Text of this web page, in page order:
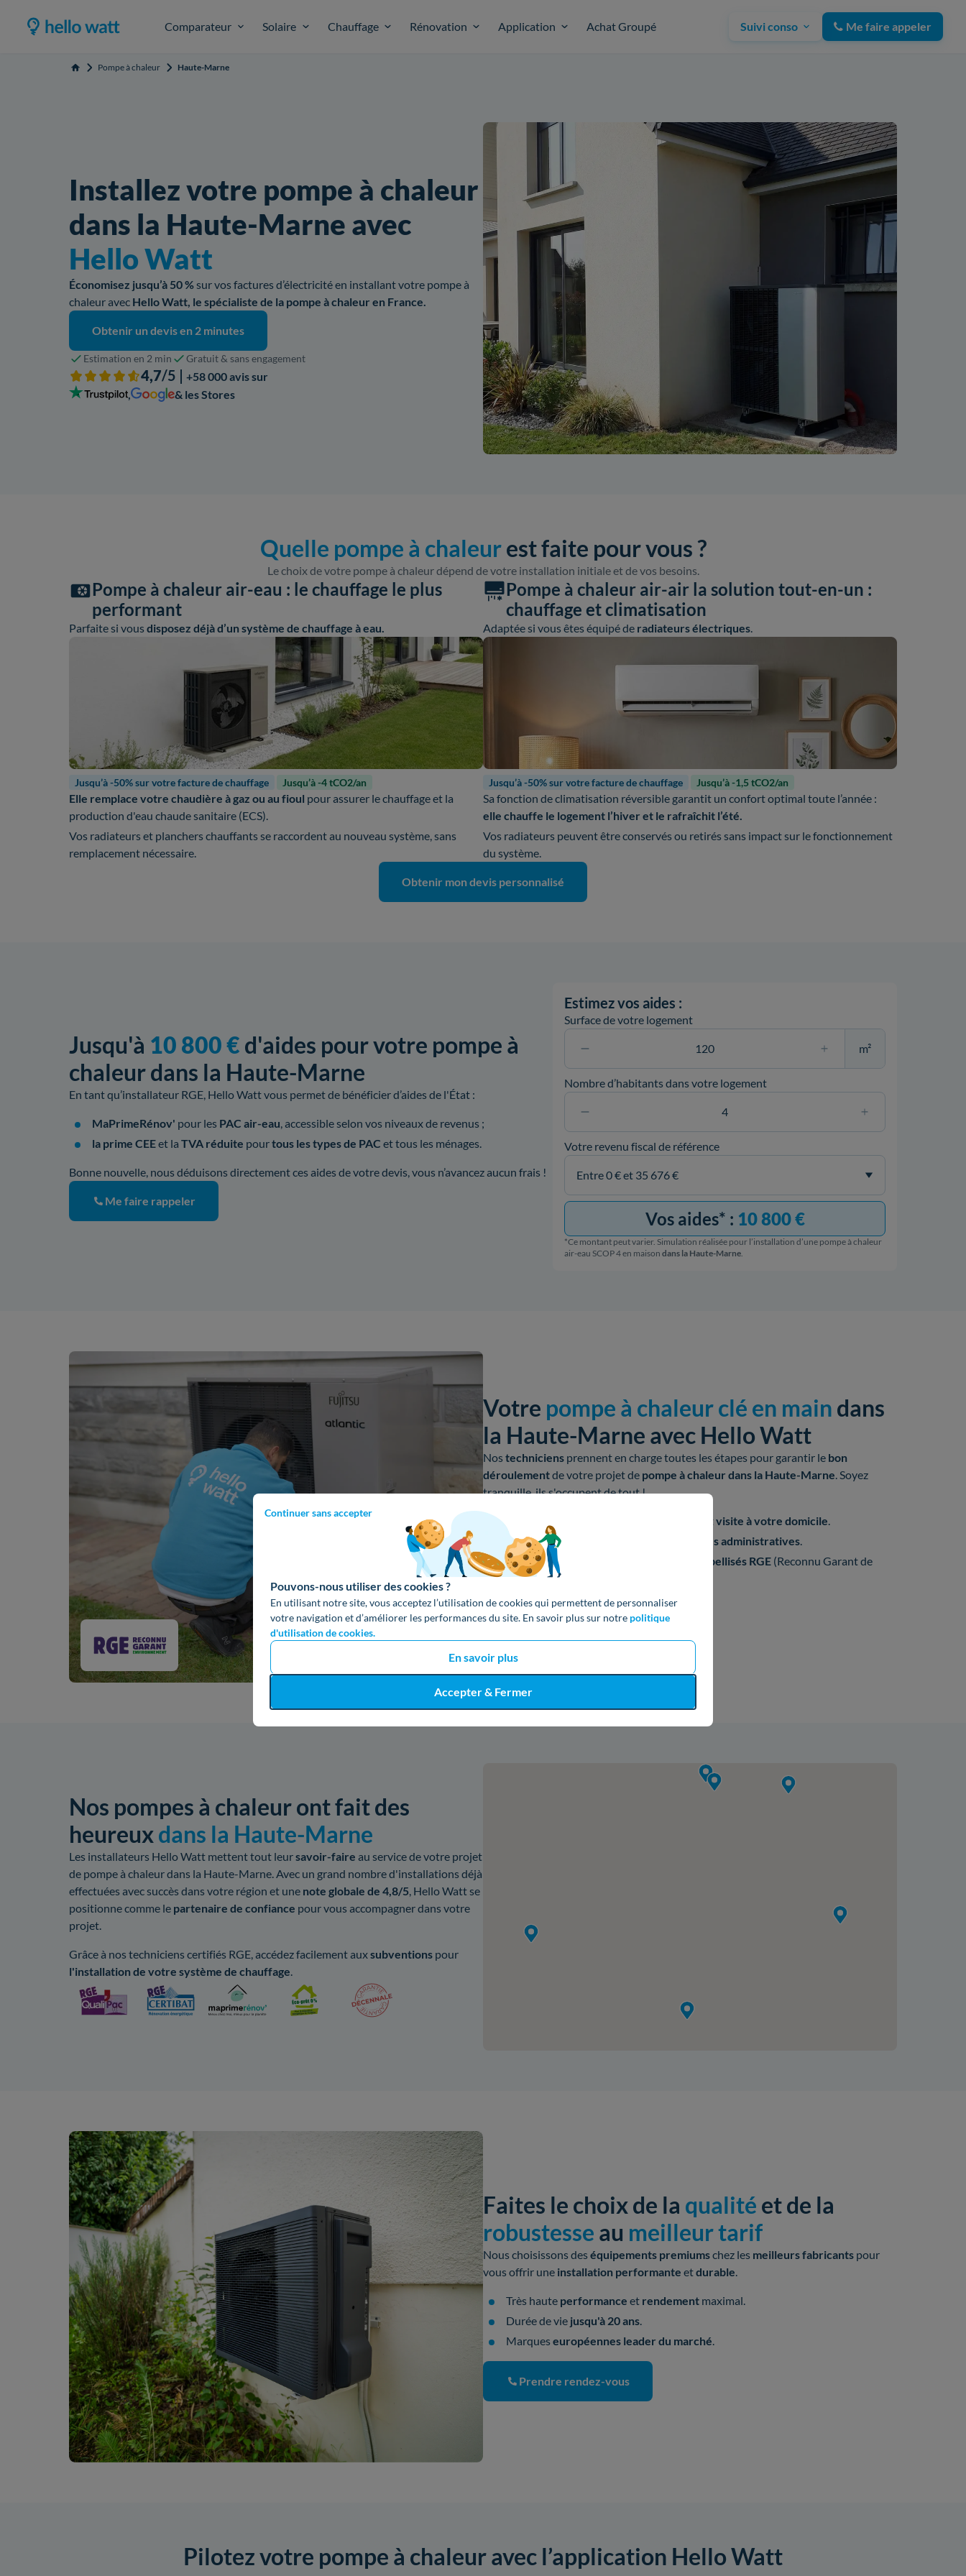
Comparateur Solaire Chauffage Rénovation Application Achat Groupé Suivi conso Me faire appeler
Accueil Pompe à chaleur Haute-Marne
Continuer sans accepter
Pouvons-nous utiliser des cookies ?
En utilisant notre site, vous acceptez l’utilisation de cookies qui permettent de personnaliser
votre navigation et d’améliorer les performances du site. En savoir plus sur notre politique
d'utilisation de cookies.
En savoir plus
Accepter & Fermer
Installez votre pompe à chaleur
dans la Haute-Marne avec
Hello Watt
Économisez jusqu’à 50 %sur vos factures d’électricité en installant votre pompe à
chaleur avec Hello Watt, le spécialiste de la pompe à chaleur en France.
Obtenir un devis en 2 minutes
Estimation en 2 min Gratuit & sans engagement
4,7/5 | +58 000 avis sur
,
& les Stores
Quelle pompe à chaleurest faite pour vous ?
Le choix de votre pompe à chaleur dépend de votre installation initiale et de vos besoins.
Pompe à chaleur air-eau : le chauffage le plus
performant
Parfaite si vousdisposez déjà d’un système de chauffage à eau.
Jusqu’à -50% sur votre facture de chauffage Jusqu’à -4 tCO2/an
Elle remplace votre chaudière à gaz ou au fioul pour assurer le chauffage et la
production d'eau chaude sanitaire (ECS).
Vos radiateurs et planchers chauffants se raccordent au nouveau système, sans
remplacement nécessaire.
Pompe à chaleur air-air la solution tout-en-un :
chauffage et climatisation
Adaptée si vous êtes équipé de radiateurs électriques.
Jusqu’à -50% sur votre facture de chauffage Jusqu’à -1,5 tCO2/an
Sa fonction de climatisation réversible garantit un confort optimal toute l’année :
elle chauffe le logement l’hiver et le rafraîchit l’été.
Vos radiateurs peuvent être conservés ou retirés sans impact sur le fonctionnement
du système.
Obtenir mon devis personnalisé
Jusqu'à 10 800 € d'aides pour votre pompe à
chaleur dans la Haute-Marne
En tant qu’installateur RGE, Hello Watt vous permet de bénéficier d’aides de l'État :
MaPrimeRénov' pour les PAC air-eau, accessible selon vos niveaux de revenus ;
la prime CEEet la TVA réduite pourtous les types de PAC et tous les ménages.
Bonne nouvelle, nous déduisons directement ces aides de votre devis, vous n’avancez aucun frais !
Me faire rappeler
Estimez vos aides :
Surface de votre logement
m²
Nombre d’habitants dans votre logement
Votre revenu fiscal de référence
Vos aides* : 10 800 €
*Ce montant peut varier. Simulation réalisée pour l’installation d’une pompe à chaleur
air-eau SCOP 4 en maisondans la Haute-Marne
Votre pompe à chaleur clé en main dans
la Haute-Marne avec Hello Watt
Nostechniciens prennent en charge toutes les étapes pour garantir le bon
déroulementde votre projet de pompe à chaleur dans la Haute-Marne. Soyez
tranquille, ils s'occupent de tout !
de votre installation etvisite à votre domicile.
Déduction des aides
formalités administratives.
Installation par notre réseau d'
labellisés RGE (Reconnu Garant de
l'Environnement).
Obtenir un devis gratuit
Nos pompes à chaleur ont fait des
heureuxdans la Haute-Marne
Les installateurs Hello Watt mettent tout leursavoir-faire au service de votre projet
de pompe à chaleur dans la Haute-Marne. Avec un grand nombre d'installations déjà
effectuées avec succès dans votre région et une note globale de 4,8/5 , Hello Watt se
positionne comme le partenaire de confiance pour vous accompagner dans votre
projet.
Grâce à nos techniciens certifiés RGE, accédez facilement auxsubventions pour
l'installation de votre système de chauffage
Faites le choix de la qualité et de la
robustesse au meilleur tarif
Nous choisissons deséquipements premiumschez les meilleurs fabricants pour
vous offrir une installation performante etdurable.
Très haute performance et rendement maximal.
Durée de vie jusqu'à 20 ans.
Marqueseuropéennes leader du marché.
Prendre rendez-vous
Pilotez votre pompe à chaleur avec l’application Hello Watt